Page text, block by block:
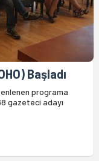
Başladı
programa
gazeteci adayı